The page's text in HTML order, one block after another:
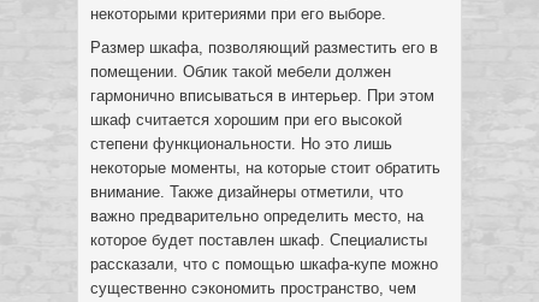
некоторыми критериями при его выборе.
Размер шкафа, позволяющий разместить его в
помещении. Облик такой мебели должен
гармонично вписываться в интерьер. При этом
шкаф считается хорошим при его высокой
степени функциональности. Но это лишь
некоторые моменты, на которые стоит обратить
внимание. Также дизайнеры отметили, что
важно предварительно определить место, на
которое будет поставлен шкаф. Специалисты
рассказали, что с помощью шкафа-купе можно
существенно сэкономить пространство, чем